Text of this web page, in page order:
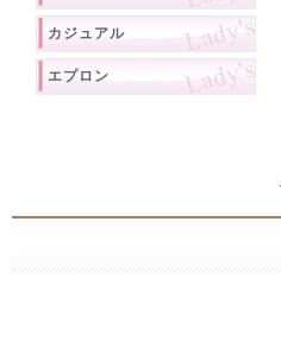
カジュアル
エプロン